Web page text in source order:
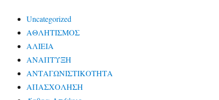
Uncategorized
ΑΘΛΗΤΙΣΜΟΣ
ΑΛΙΕΙΑ
ΑΝΑΠΤΥΞΗ
ΑΝΤΑΓΩΝΙΣΤΙΚΟΤΗΤΑ
ΑΠΑΣΧΟΛΗΣΗ